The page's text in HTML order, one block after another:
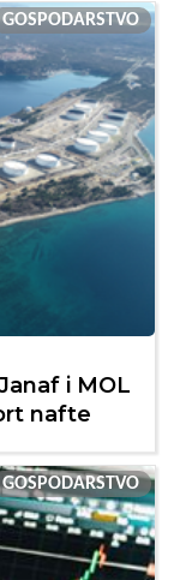
GOSPODARSTVO
i MOL
nafte
GOSPODARSTVO